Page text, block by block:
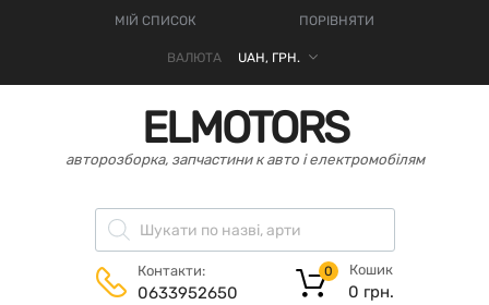
МІЙ СПИСОК ПОРІВНЯТИ
ВАЛЮТА
ELMOTORS
авторозборка, запчастини к авто і електромобілям
Контакти:
0633952650
Кошик
0 грн.
0